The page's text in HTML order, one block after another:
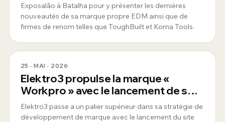
Exposalão à Batalha pour y présenter les dernières
nouveautés de sa marque propre EDM ainsi que de
firmes de renom telles que ToughBuilt et Koma Tools.
25 · MAI · 2026
Elektro3 propulse la marque «
Workpro » avec le lancement de son
nouveau site officiel pour l'Espagne
et le Portugal
Elektro3 passe a un palier supérieur dans sa stratégie de
développement de marque avec le lancement du site